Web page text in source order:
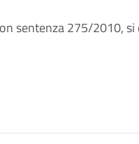
sentenza 275/2010, si